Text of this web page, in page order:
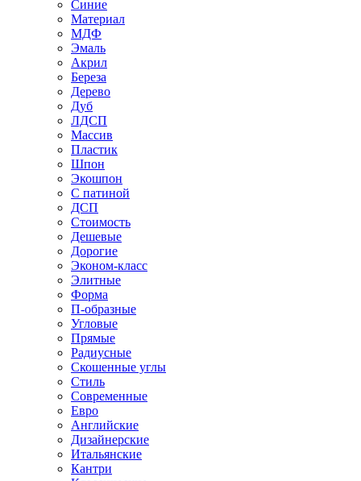
Синие
Материал
МДФ
Эмаль
Акрил
Береза
Дерево
Дуб
ЛДСП
Массив
Пластик
Шпон
Экошпон
С патиной
ДСП
Стоимость
Дешевые
Дорогие
Эконом-класс
Элитные
Форма
П-образные
Угловые
Прямые
Радиусные
Скошенные углы
Стиль
Современные
Евро
Английские
Дизайнерские
Итальянские
Кантри